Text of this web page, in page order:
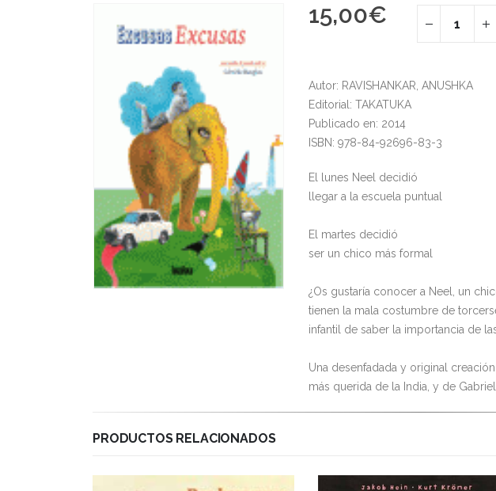
15,00€
Autor: RAVISHANKAR, ANUSHKA
Editorial: TAKATUKA
Publicado en: 2014
ISBN: 978-84-92696-83-3
El lunes Neel decidió
llegar a la escuela puntual
El martes decidió
ser un chico más formal
¿Os gustaría conocer a Neel, un
tienen la mala costumbre de
infantil de saber la importancia de
Una desenfadada y original
más querida de la India, y de
PRODUCTOS RELACIONADOS